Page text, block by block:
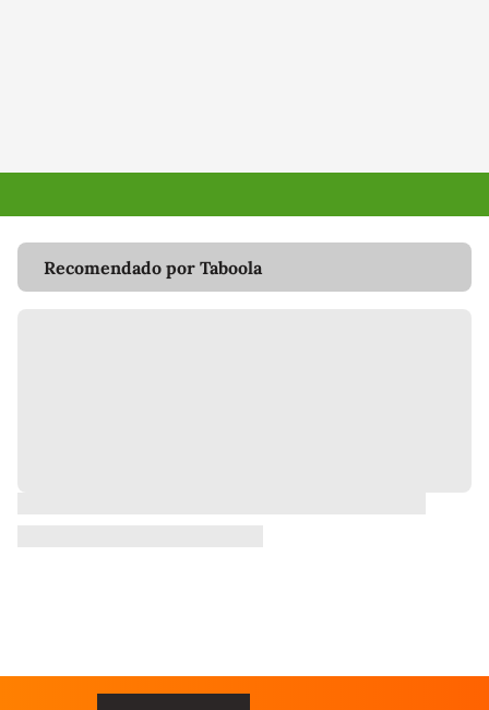
Recomendado por Taboola